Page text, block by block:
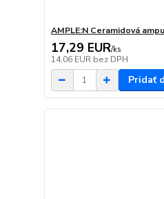
AMPLE:N Ceramidová
17,29 EUR/ks
14,06 EUR bez DPH
Pridať